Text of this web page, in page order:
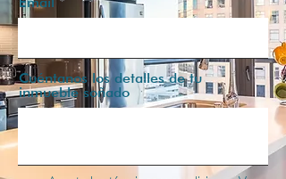
Cuéntanos los detalles de tu
inmueble soñado